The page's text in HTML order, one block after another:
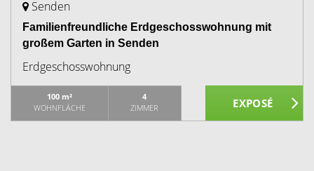
Senden
Familienfreundliche Erdgeschosswohnung mit
großem Garten in Senden
Erdgeschosswohnung
100 m²
WOHNFLÄCHE
4
ZIMMER